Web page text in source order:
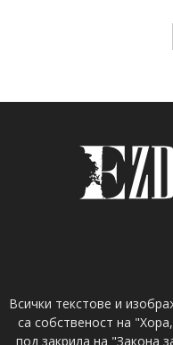
Всички текстове и
са собственост на
под закрила на "Закона